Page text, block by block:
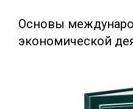
Акции
Основы
экономической